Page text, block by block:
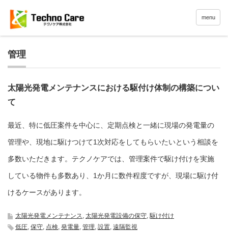
menu
管理
太陽光発電メンテナンスにおける駆付け体制の構築につい
て
最近、特に低圧案件を中心に、定期点検と一緒に現場の発電量の
管理や、現地に駆けつけて1次対応をしてもらいたいという相談を
多数いただきます。テクノケアでは、管理案件で駆け付けを実施
している物件も多数あり、1か月に数件程度ですが、現場に駆け付
けるケースがあります。
太陽光発電メンテナンス, 太陽光発電設備の保守,駆け付け
低圧, 保守, 点検, 発電量, 管理, 設置, 遠隔監視